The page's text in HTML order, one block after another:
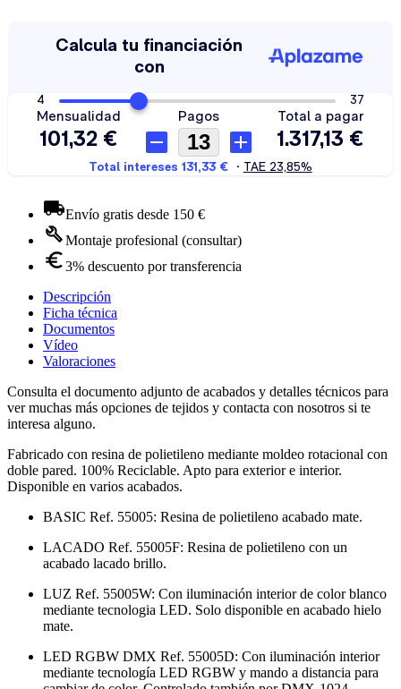
Envío gratis desde 150 €
Montaje profesional (consultar)
3% descuento por transferencia
Descripción
Ficha técnica
Documentos
Vídeo
Valoraciones
Consulta el documento adjunto de acabados y detalles técnicos para
ver muchas más opciones de tejidos y contacta con nosotros si te
interesa alguno.
Fabricado con resina de polietileno mediante moldeo rotacional con
doble pared. 100% Reciclable. Apto para exterior e interior.
Disponible en varios acabados.
BASIC Ref. 55005: Resina de polietileno acabado mate.
LACADO Ref. 55005F: Resina de polietileno con un
acabado lacado brillo.
LUZ Ref. 55005W: Con iluminación interior de color blanco
mediante tecnologia LED. Solo disponible en acabado hielo
mate.
LED RGBW DMX Ref. 55005D: Con iluminación interior
mediante tecnología LED RGBW y mando a distancia para